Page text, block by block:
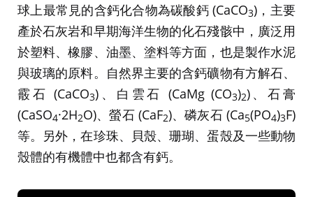
球上最常見的含鈣化合物為碳酸鈣 (CaCO3)，主要
產於石灰岩和早期海洋生物的化石殘骸中，廣泛用
於塑料、橡膠、油墨、塗料等方面，也是製作水泥
與玻璃的原料。自然界主要的含鈣礦物有方解石、
霰石 (CaCO3)、白雲石 (CaMg (CO3)2)、石膏
(CaSO4·2H2O)、螢石 (CaF2)、磷灰石 (Ca5(PO4)3F)
等。另外，在珍珠、貝殼、珊瑚、蛋殼及一些動物
殼體的有機體中也都含有鈣。